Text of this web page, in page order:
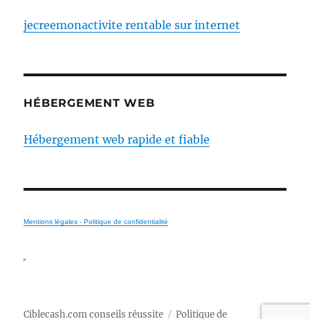
jecreemonactivite rentable sur internet
HÉBERGEMENT WEB
Hébergement web rapide et fiable
Mentions légales - Politique de confidentialité
Ciblecash.com conseils réussite Politique de